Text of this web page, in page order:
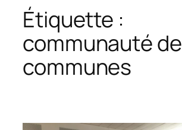
Étiquette :
communauté de
communes